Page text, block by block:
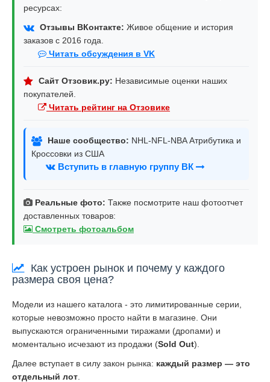
ресурсах:
Отзывы ВКонтакте: Живое общение и история
заказов с 2016 года.
Читать обсуждения в VK
Сайт Отзовик.ру: Независимые оценки наших
покупателей.
Читать рейтинг на Отзовике
Наше сообщество: NHL-NFL-NBA Атрибутика и
Кроссовки из США
Вступить в главную группу ВК
Реальные фото: Также посмотрите наш фотоотчет
доставленных товаров:
Смотреть фотоальбом
Как устроен рынок и почему у каждого
размера своя цена?
Модели из нашего каталога - это лимитированные серии,
которые невозможно просто найти в магазине. Они
выпускаются ограниченными тиражами (дропами) и
моментально исчезают из продажи (Sold Out).
Далее вступает в силу закон рынка: каждый размер — это
отдельный лот